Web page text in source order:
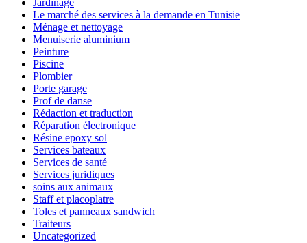
Jardinage
Le marché des services à la demande en Tunisie
Ménage et nettoyage
Menuiserie aluminium
Peinture
Piscine
Plombier
Porte garage
Prof de danse
Rédaction et traduction
Réparation électronique
Résine epoxy sol
Services bateaux
Services de santé
Services juridiques
soins aux animaux
Staff et placoplatre
Toles et panneaux sandwich
Traiteurs
Uncategorized